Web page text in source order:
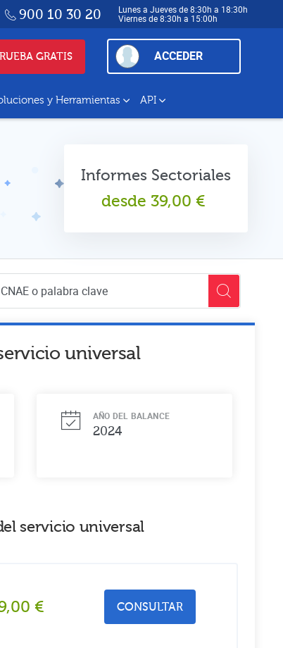
900 10 30 20
Lunes a Jueves de 8:30h a 18:30h
Viernes de 8:30h a 15:00h
GRATIS ACCEDER
y Herramientas API
Informes Sectoriales
desde 39,00 €
universal
AÑO DEL BALANCE
2024
servicio universal
€ CONSULTAR